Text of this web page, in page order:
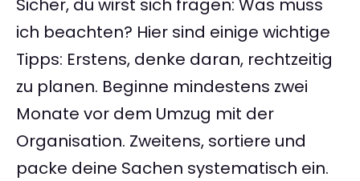
Sicher, du wirst sich fragen: Was muss
ich beachten? Hier sind einige wichtige
Tipps: Erstens, denke daran, rechtzeitig
zu planen. Beginne mindestens zwei
Monate vor dem Umzug mit der
Organisation. Zweitens, sortiere und
packe deine Sachen systematisch ein.